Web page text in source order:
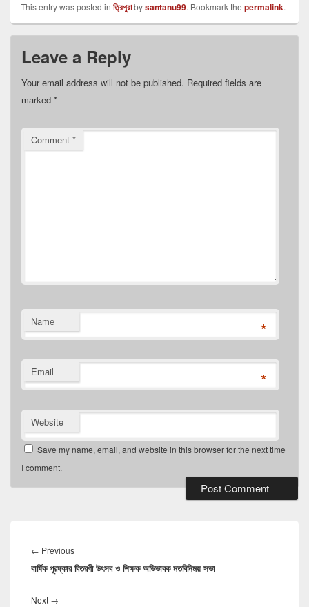
This entry was posted in ত্রিপুরাbysantanu99. Bookmark the permalink.
Leave a Reply
Your email address will not be published. Required fields are
marked *
Comment *
Name *
Email *
Website
Save my name, email, and website in this browser for the next time
I comment.
navigation
← PreviousPrevious
post:
বার্ষিক পূরষ্কার বিতরণী উৎসব ও শিক্ষক অভিভাবক মতবিনিময় সভা
Next →